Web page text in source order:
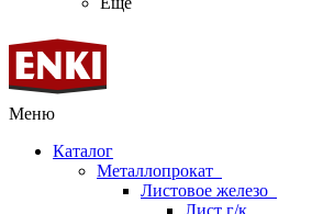
Меню
Каталог
Металлопрокат
Листовое железо
Лист г/к